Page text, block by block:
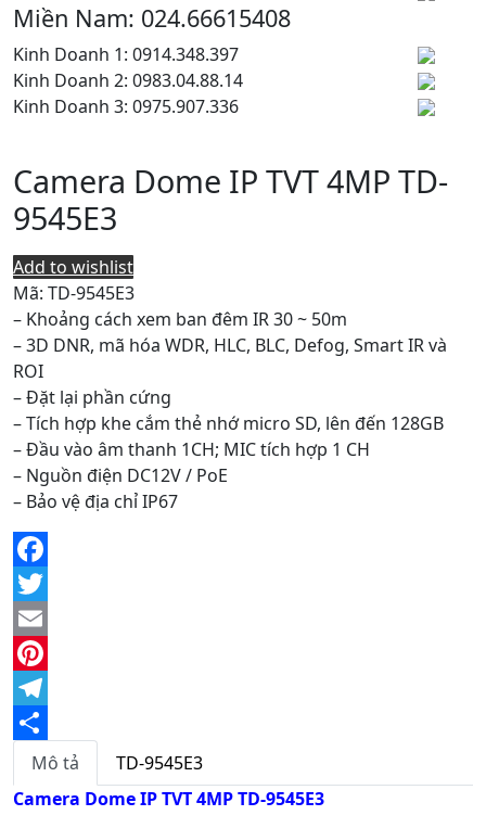
Miền Nam: 024.66615408
Kinh Doanh 1: 0914.348.397
Kinh Doanh 2: 0983.04.88.14
Kinh Doanh 3: 0975.907.336
Camera Dome IP TVT 4MP TD-
9545E3
Add to wishlist
Mã: TD-9545E3
– Khoảng cách xem ban đêm IR 30 ~ 50m
– 3D DNR, mã hóa WDR, HLC, BLC, Defog, Smart IR và
ROI
– Đặt lại phần cứng
– Tích hợp khe cắm thẻ nhớ micro SD, lên đến 128GB
– Đầu vào âm thanh 1CH; MIC tích hợp 1 CH
– Nguồn điện DC12V / PoE
– Bảo vệ địa chỉ IP67
Facebook
Twitter
Email
Pinterest
Telegram
Share
Mô tả
TD-9545E3
Camera Dome IP TVT 4MP TD-9545E3